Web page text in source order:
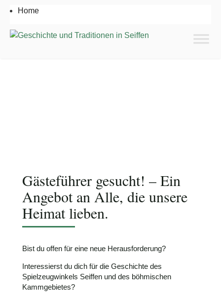
Home
Gästeführer gesucht! – Ein
Angebot an Alle, die unsere
Heimat lieben.
Bist du offen für eine neue Herausforderung?
Interessierst du dich für die Geschichte des
Spielzeugwinkels Seiffen und des böhmischen
Kammgebietes?